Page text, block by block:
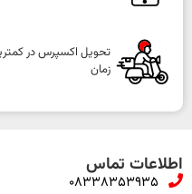
تحویل اکسپرس در
زمان
اطلاعات تماس
08338353935